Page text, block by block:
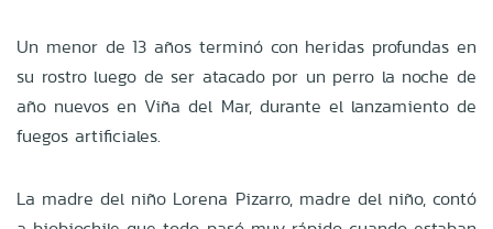
Un menor de 13 años terminó con heridas profundas en
su rostro luego de ser atacado por un perro la noche de
año nuevos en Viña del Mar, durante el lanzamiento de
fuegos artificiales.
La madre del niño Lorena Pizarro, madre del niño, contó